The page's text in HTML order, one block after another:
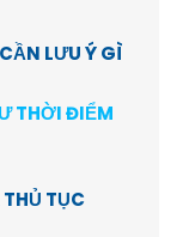
LƯU Ý GÌ
THỜI ĐIỂM
TỤC